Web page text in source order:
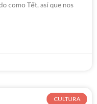
como Tết, así que nos
CULTURA